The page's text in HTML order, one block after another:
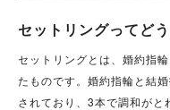
セットリングってど
セットリングとは、婚約指
たものです。婚約指輪と結
されており、3本で調和がと